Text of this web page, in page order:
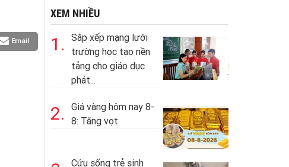
Email
XEM NHIỀU
1.
Sắp xếp mạng lưới
trường học tạo nền
tảng cho giáo dục
phát...
2.
Giá vàng hôm nay 8-
8: Tăng vọt
Cứu sống trẻ sinh